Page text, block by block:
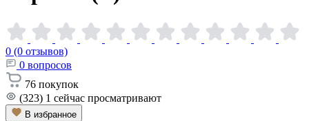
0 (0 отзывов)
0 вопросов
76 покупок
(323) 1 сейчас просматривают
В избранное